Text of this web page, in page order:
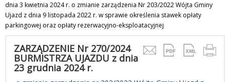
dnia 3 kwietnia 2024 r. o zmianie zarządzenia Nr 203/2022 Wójta Gminy
Ujazd z dnia 9 listopada 2022 r. w sprawie określenia stawek opłaty
parkingowej oraz opłaty rezerwacyjno-eksploatacyjnej
ZARZĄDZENIE Nr 270/2024
BURMISTRZA UJAZDU z dnia
23 grudnia 2024 r.